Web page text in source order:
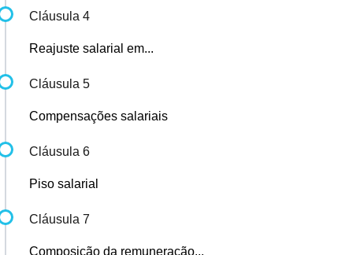
Cláusula 4
Reajuste salarial em...
Cláusula 5
Compensações salariais
Cláusula 6
Piso salarial
Cláusula 7
Composição da remuneração...